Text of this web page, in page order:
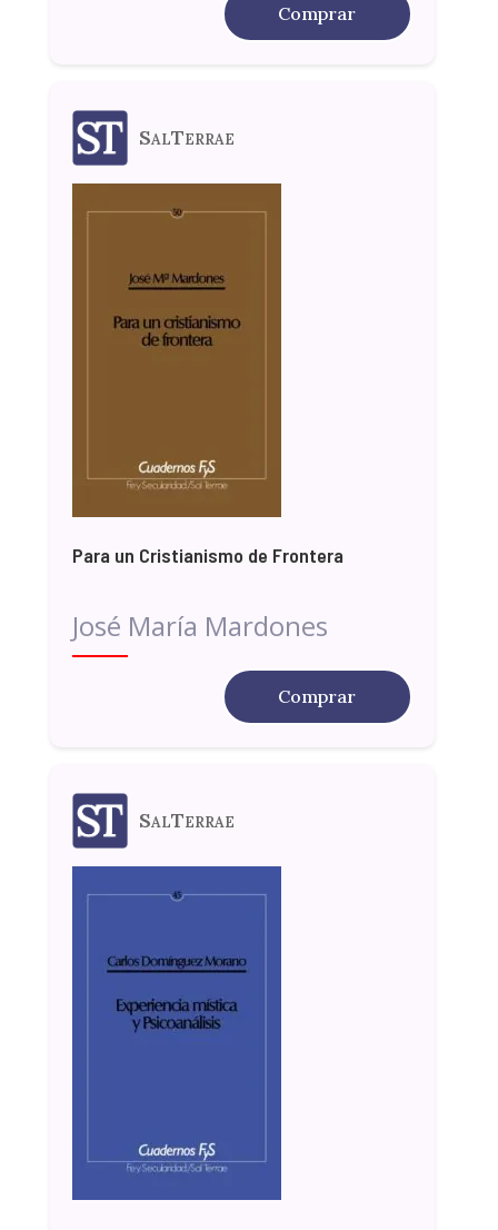
Comprar
SalTerrae
Para un Cristianismo de Frontera
José María Mardones
Comprar
SalTerrae